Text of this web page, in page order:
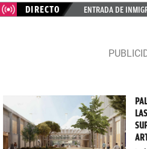
DIRECTO
ENTRADA DE